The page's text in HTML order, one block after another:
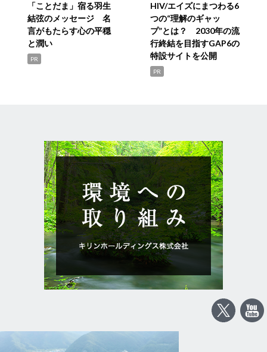
「ことだま」宿る羽生
結弦のメッセージ 名
言がもたらす心の平穏
と潤い
PR
HIV/エイズにまつわる6
つの“理解のギャッ
プ”とは？ 2030年の流
行終結を目指すGAP6の
特設サイトを公開
PR